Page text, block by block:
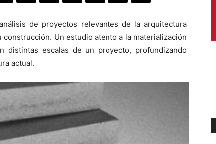
de proyectos relevantes de la arquitectura
Un estudio atento a la materialización
distintas escalas de un proyecto, profundizando
actual.